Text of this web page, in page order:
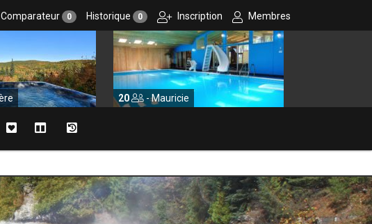
Comparateur 0 Historique 0 Inscription Membres
20 - Mauricie 10 - Centre-du-Québec